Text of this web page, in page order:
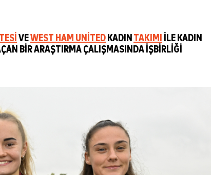
VEWEST HAM UNITED KADIN TAKIMI
ILE KADIN
BIR ARAŞTIRMA ÇALIŞMASINDA IŞBIRLIĞI